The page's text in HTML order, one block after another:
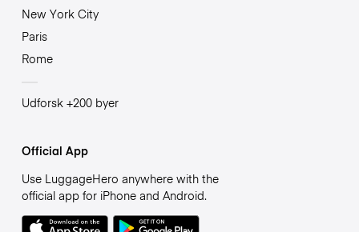
New York City
Paris
Rome
Udforsk +200 byer
Official App
Use LuggageHero anywhere with the
official app for iPhone and Android.